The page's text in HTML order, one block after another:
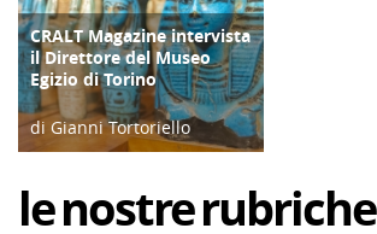
COPERTINA
CRALT Magazine intervista
il Direttore del Museo
Egizio di Torino
di Gianni Tortoriello
lenostrerubriche